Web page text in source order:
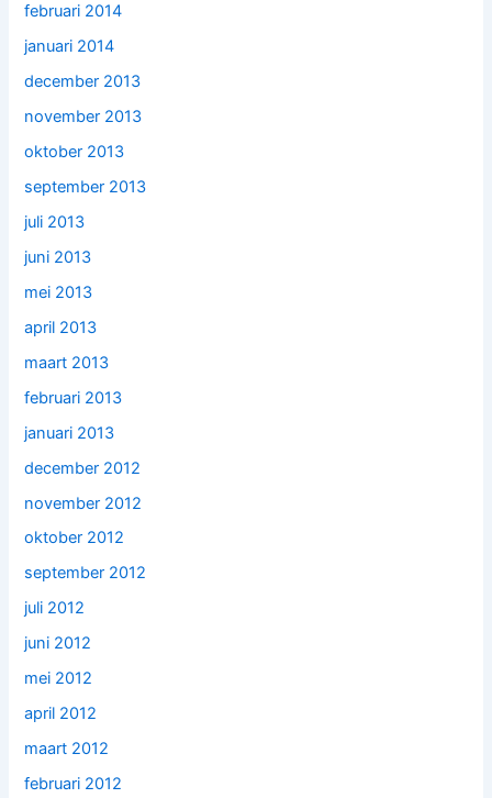
februari 2014
januari 2014
december 2013
november 2013
oktober 2013
september 2013
juli 2013
juni 2013
mei 2013
april 2013
maart 2013
februari 2013
januari 2013
december 2012
november 2012
oktober 2012
september 2012
juli 2012
juni 2012
mei 2012
april 2012
maart 2012
februari 2012